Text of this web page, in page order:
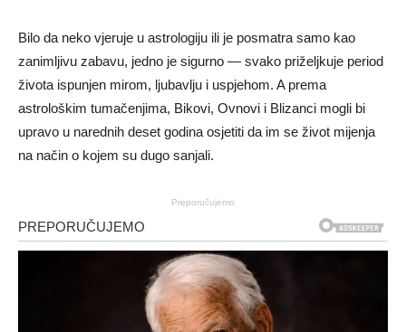
Bilo da neko vjeruje u astrologiju ili je posmatra samo kao
zanimljivu zabavu, jedno je sigurno — svako priželjkuje period
života ispunjen mirom, ljubavlju i uspjehom. A prema
astrološkim tumačenjima, Bikovi, Ovnovi i Blizanci mogli bi
upravo u narednih deset godina osjetiti da im se život mijenja
na način o kojem su dugo sanjali.
Preporučujemo